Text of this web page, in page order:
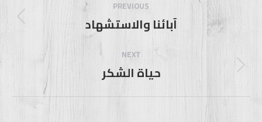
navigation PREVIOUS
Previous
آبائنا والاستشهاد
NEXT
Next
حياة الشكر